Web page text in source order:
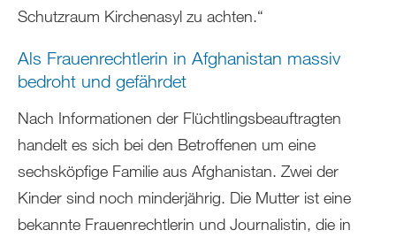
Schutzraum Kirchenasyl zu achten.“
Als Frauenrechtlerin in Afghanistan massiv
bedroht und gefährdet
Nach Informationen der Flüchtlingsbeauftragten
handelt es sich bei den Betroffenen um eine
sechsköpfige Familie aus Afghanistan. Zwei der
Kinder sind noch minderjährig. Die Mutter ist eine
bekannte Frauenrechtlerin und Journalistin, die in